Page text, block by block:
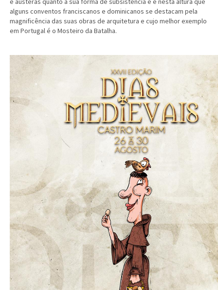
alguns conventos franciscanos e dominicanos se destacam pela
magnificência das suas obras de arquitetura e cujo melhor exemplo
em Portugal é o Mosteiro da Batalha.